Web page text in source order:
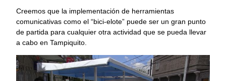
Creemos que la implementación de herramientas
comunicativas como el “bici-elote” puede ser un gran punto
de partida para cualquier otra actividad que se pueda llevar
a cabo en Tampiquito.